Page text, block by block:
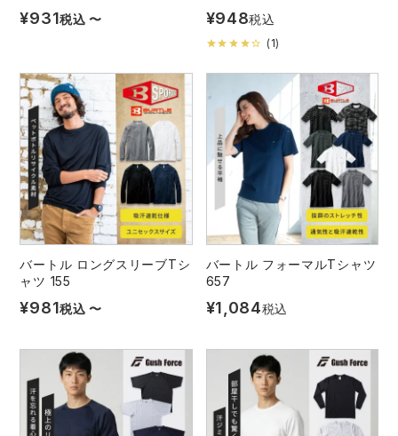
ビッグボーン商事株式会社
¥931税込 〜 ¥948税込
(1)
バートル ロングスリーブTシ
ャツ 155
¥981税込 〜
バートル フォーマルTシャツ
657
¥1,084税込